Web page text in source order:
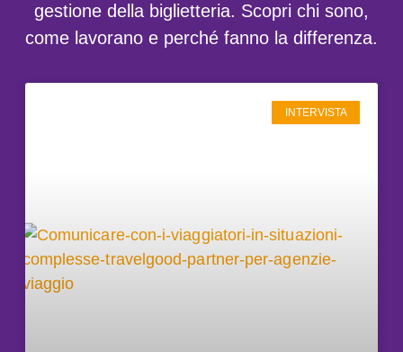
gestione della biglietteria. Scopri chi sono,
come lavorano e perché fanno la differenza.
INTERVISTA